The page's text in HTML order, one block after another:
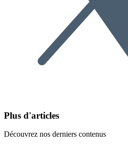
Plus d'articles
Découvrez nos derniers contenus